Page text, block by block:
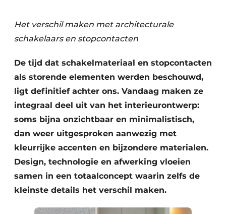
Het verschil maken met architecturale
schakelaars en stopcontacten
De tijd dat schakelmateriaal en stopcontacten
als storende elementen werden beschouwd,
ligt definitief achter ons. Vandaag maken ze
integraal deel uit van het interieurontwerp:
soms bijna onzichtbaar en minimalistisch,
dan weer uitgesproken aanwezig met
kleurrijke accenten en bijzondere materialen.
Design, technologie en afwerking vloeien
samen in een totaalconcept waarin zelfs de
kleinste details het verschil maken.